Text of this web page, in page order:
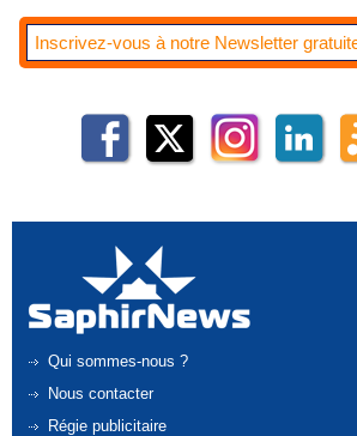
Qui sommes-nous ?
Nous contacter
Régie publicitaire